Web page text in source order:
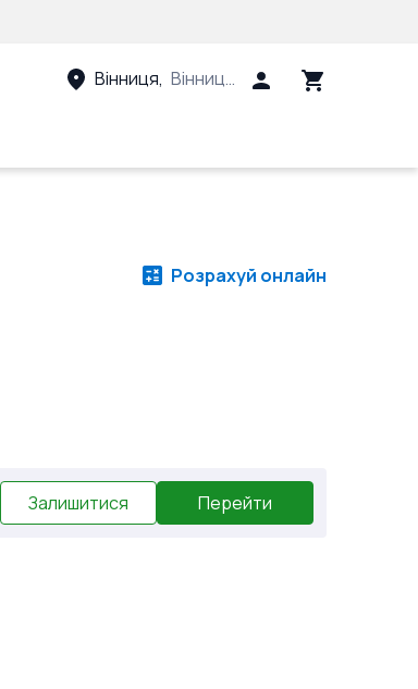
Вінниця, Вінницький район, Вінницька
Розрахуй онлайн
Залишитися Перейти